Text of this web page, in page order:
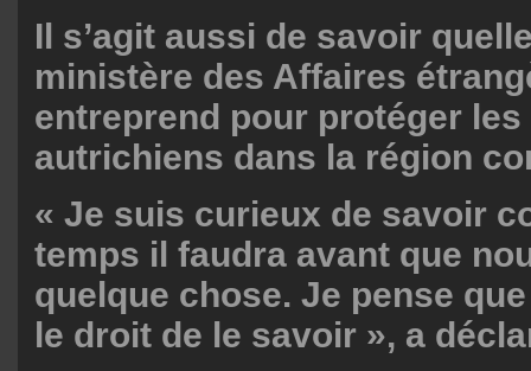
Il s’agit aussi de savoir
ministère des Affaires
entreprend pour protéger
autrichiens dans la région
« Je suis curieux de savoir
temps il faudra avant que
quelque chose. Je pense
le droit de le savoir », a